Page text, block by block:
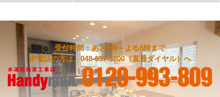
受付時間：あさ9時～よる6時まで
IP電話の方は、048-637-3200（直通ダイヤル）へ